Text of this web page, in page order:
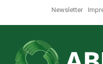
Newsletter